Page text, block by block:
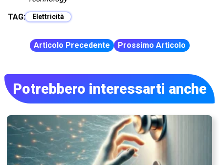
TAG:
Elettricità
Articolo Precedente Prossimo Articolo
Potrebbero interessarti anche